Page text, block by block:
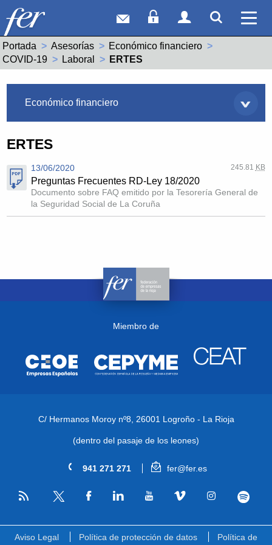
Correo webAcceso Socios
Acceso
Portada Asesorías
Económico financiero
COVID-19
Laboral Actual:
ERTES
Económico financiero
ERTES
13/06/2020 245.81 KB
Preguntas Frecuentes RD-Ley 18/2020
Documento sobre FAQ emitido por la Tesorería General de
la Seguridad Social de La Coruña
Miembro de
C/ Hermanos Moroy nº8, 26001 Logroño - La Rioja
(dentro del pasaje de los leones)
941 271 271 fer@fer.es
RSS
Aviso Legal Política de protección de datos Política de